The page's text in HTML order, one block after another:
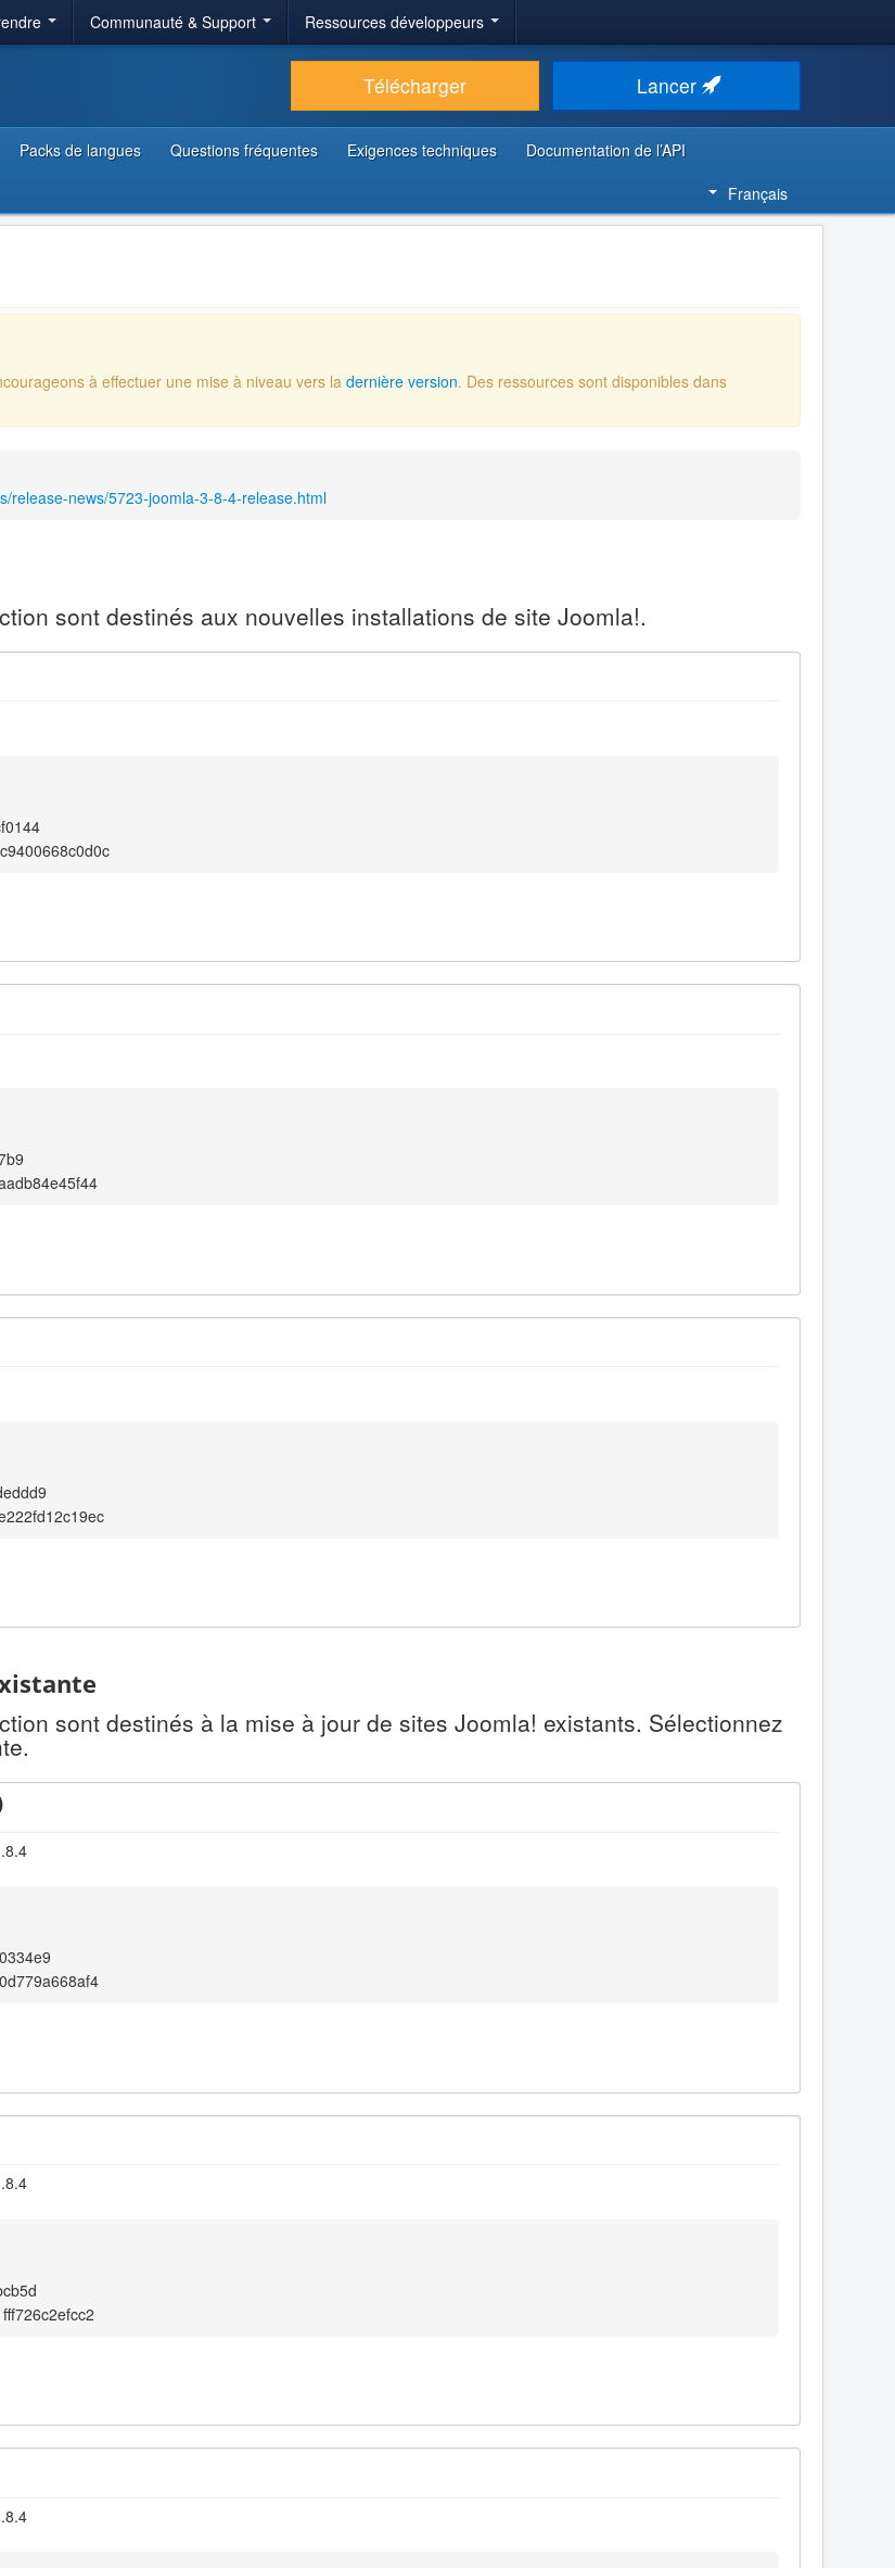
Communauté & Support Ressources développeurs
Télécharger Lancer
Packs de langues Questions fréquentes Exigences techniques
Documentation de l’API
Français
à effectuer une mise à niveau vers ladernière version. Des ressources sont disponibles dans
release-news/5723-joomla-3-8-4-release.html
sont destinés aux nouvelles installations de site Joomla!.
sont destinés à la mise à jour de sites Joomla! existants. Sélectionnez